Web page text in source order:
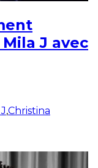
Mila J avec
,Christina